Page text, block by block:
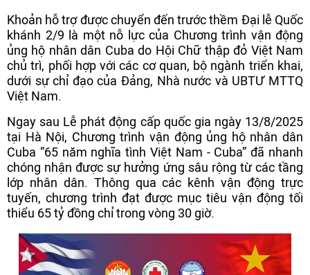
Khoản hỗ trợ được chuyển đến trước thềm Đại lễ Quốc
khánh 2/9 là một nỗ lực của Chương trình vận động
ủng hộ nhân dân Cuba do Hội Chữ thập đỏ Việt Nam
chủ trì, phối hợp với các cơ quan, bộ ngành triển khai,
dưới sự chỉ đạo của Đảng, Nhà nước và UBTƯ MTTQ
Việt Nam.
Ngay sau Lễ phát động cấp quốc gia ngày 13/8/2025
tại Hà Nội, Chương trình vận động ủng hộ nhân dân
Cuba “65 năm nghĩa tình Việt Nam - Cuba” đã nhanh
chóng nhận được sự hưởng ứng sâu rộng từ các tầng
lớp nhân dân. Thông qua các kênh vận động trực
tuyến, chương trình đạt được mục tiêu vận động tối
thiểu 65 tỷ đồng chỉ trong vòng 30 giờ.